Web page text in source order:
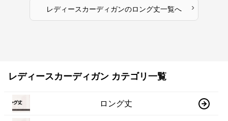
レディースカーディガンのロング丈一覧へ ›
レディースカーディガン カテゴリ一覧
ロング丈